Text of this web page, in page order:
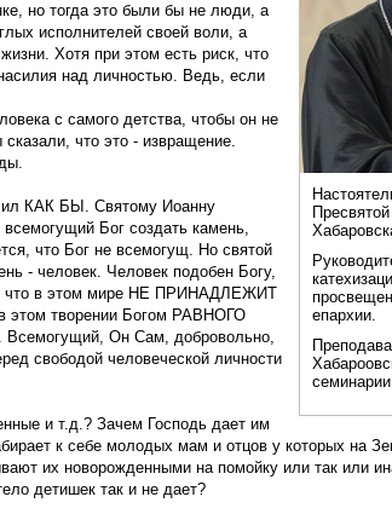
епархии.
но тогда это были бы не люди, а
исполнителей своей воли, а
Хотя при этом есть риск, что
над личностью. Ведь, если
с самого детства, чтобы он не
что это - извращение.
КАК БЫ. Святому Иоанну
Бог создать камень,
что Бог не всемогущ. Но святой
- человек. Человек подобен Богу,
что в этом мире НЕ ПРИНАДЛЕЖИТ
этом творении Богом РАВНОГО
Всемогущий, Он Сам, добровольно,
свободой человеческой личности
и т.д.? Зачем Господь дает им
к себе молодых мам и отцов у которых на
их новорожденными на помойку или так или
детишек так и не дает?